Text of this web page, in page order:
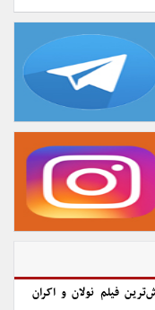
فیلم نولان و اکران